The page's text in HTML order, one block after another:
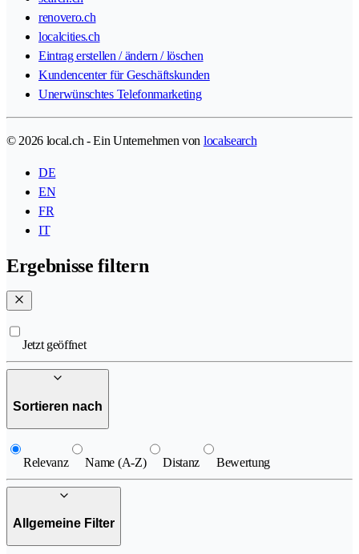
renovero.ch
localcities.ch
Eintrag erstellen / ändern / löschen
Kundencenter für Geschäftskunden
Unerwünschtes Telefonmarketing
© 2026 local.ch - Ein Unternehmen von localsearch
DE
EN
FR
IT
Ergebnisse filtern
Jetzt geöffnet
Sortieren nach
Relevanz Name (A-Z) Distanz Bewertung
Allgemeine Filter